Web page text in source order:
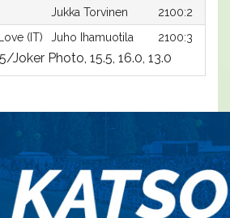
Jukka Torvinen
2100:2
(IT) Juho Ihamuotila 2100:3
Joker Photo, 15.5, 16.0, 13.0